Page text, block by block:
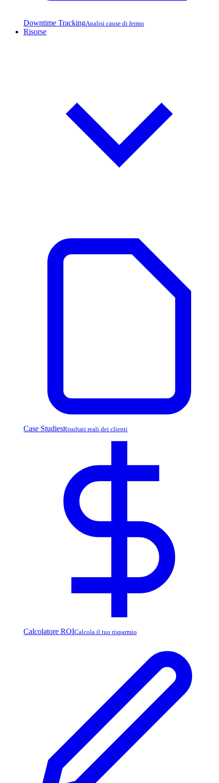
Downtime TrackingAnalisi cause di fermo
Risorse
Case StudiesRisultati reali dei clienti
Calcolatore ROICalcola il tuo risparmio